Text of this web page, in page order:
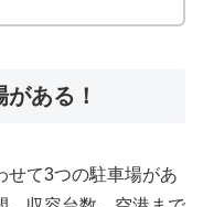
ある！
せて3つの駐車場があ